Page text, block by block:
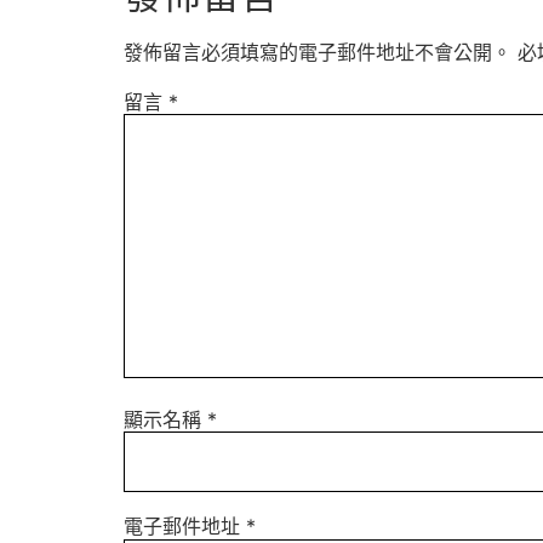
發佈留言必須填寫的電子郵件地址不會公開。 必
留言 *
顯示名稱 *
電子郵件地址 *